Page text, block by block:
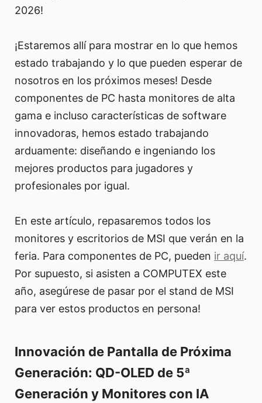
2026!
¡Estaremos allí para mostrar en lo que hemos
estado trabajando y lo que pueden esperar de
nosotros en los próximos meses! Desde
componentes de PC hasta monitores de alta
gama e incluso características de software
innovadoras, hemos estado trabajando
arduamente: diseñando e ingeniando los
mejores productos para jugadores y
profesionales por igual.
En este artículo, repasaremos todos los
monitores y escritorios de MSI que verán en la
feria. Para componentes de PC, pueden ir aquí.
Por supuesto, si asisten a COMPUTEX este
año, asegúrese de pasar por el stand de MSI
para ver estos productos en persona!
Innovación de Pantalla de Próxima
Generación: QD-OLED de 5ª
Generación y Monitores con IA